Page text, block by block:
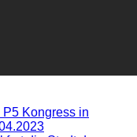
P5 Kongress in